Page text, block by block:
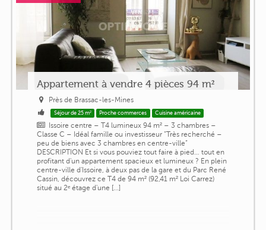
Appartement à vendre 4 pièces 94 m²
Près de Brassac-les-Mines
Séjour de 25 m² Proche commerces Cuisine américaine
Issoire centre – T4 lumineux 94 m² – 3 chambres –
Classe C – Idéal famille ou investisseur “Très recherché –
peu de biens avec 3 chambres en centre-ville”
DESCRIPTION Et si vous pouviez tout faire à pied… tout en
profitant d'un appartement spacieux et lumineux ? En plein
centre-ville d'Issoire, à deux pas de la gare et du Parc René
Cassin, découvrez ce T4 de 94 m² (92,41 m² Loi Carrez)
situé au 2ᵉ étage d'une [...]